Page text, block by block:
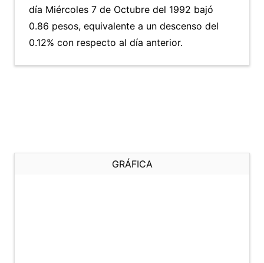
día Miércoles 7 de Octubre del 1992 bajó
0.86 pesos, equivalente a un descenso del
0.12% con respecto al día anterior.
GRÁFICA